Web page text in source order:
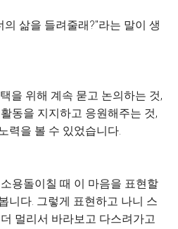
삶을 들려줄래?"라는 말이 생
을 위해 계속 묻고 논의하는 것,
동을 지지하고 응원해주는 것,
력을 볼 수 있었습니다.
용돌이칠 때 이 마음을 표현할
니다. 그렇게 표현하고 나니 스
멀리서 바라보고 다스려가고